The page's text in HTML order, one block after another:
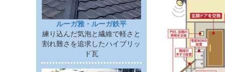
ルーガ雅・ルーガ鉄平
練り込んだ気泡と繊維で軽さと
割れ難さを追求したハイブリッ
ド瓦